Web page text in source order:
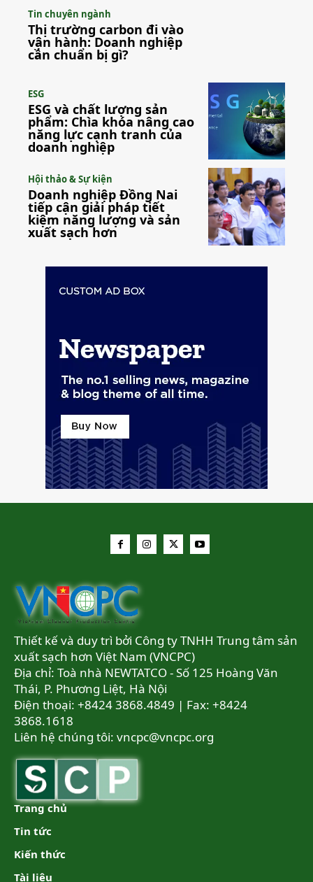
Tin chuyên ngành
Thị trường carbon đi vào
vận hành: Doanh nghiệp
cần chuẩn bị gì?
ESG
ESG và chất lượng sản
phẩm: Chìa khóa nâng cao
năng lực cạnh tranh của
doanh nghiệp
Hội thảo & Sự kiện
Doanh nghiệp Đồng Nai
tiếp cận giải pháp tiết
kiệm năng lượng và sản
xuất sạch hơn
Thiết kế và duy trì bởi Công ty TNHH Trung tâm sản
xuất sạch hơn Việt Nam (VNCPC)
Địa chỉ: Toà nhà NEWTATCO - Số 125 Hoàng Văn
Thái, P. Phương Liệt, Hà Nội
Điện thoại: +8424 3868.4849 | Fax: +8424
3868.1618
Liên hệ chúng tôi: vncpc@vncpc.org
Trang chủ
Tin tức
Kiến thức
Tài liệu